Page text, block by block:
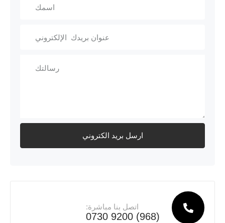
اتصل بنا مباشرة:
(968) 9200 0730